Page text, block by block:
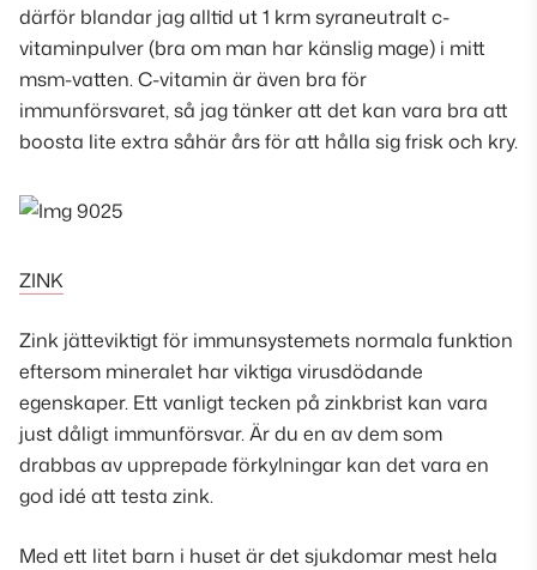
därför blandar jag alltid ut 1 krm syraneutralt c-
vitaminpulver (bra om man har känslig mage) i mitt
msm-vatten. C-vitamin är även bra för
immunförsvaret, så jag tänker att det kan vara bra att
boosta lite extra såhär års för att hålla sig frisk och kry.
ZINK
Zink jätteviktigt för immunsystemets normala funktion
eftersom mineralet har viktiga virusdödande
egenskaper. Ett vanligt tecken på zinkbrist kan vara
just dåligt immunförsvar. Är du en av dem som
drabbas av upprepade förkylningar kan det vara en
god idé att testa zink.
Med ett litet barn i huset är det sjukdomar mest hela